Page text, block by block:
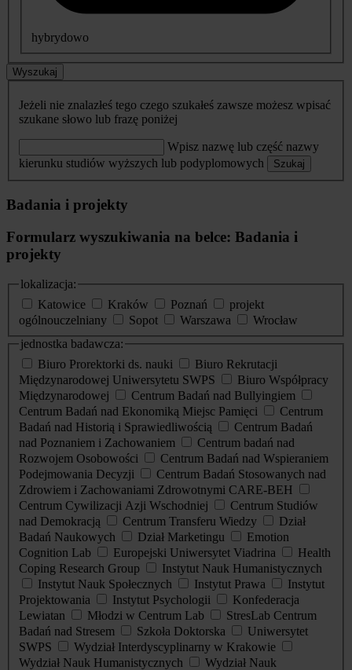
hybrydowo
Wyszukaj
Jeżeli nie znalazłeś tego czego szukałeś zawsze możesz wpisać
szukane słowo lub frazę poniżej
Wpisz nazwę lub część nazwy
kierunku studiów wyższych lub podyplomowych
Szukaj
Badania i projekty
Formularz wyszukiwania na belce: Badania i
projekty
lokalizacja:
Katowice
Kraków Poznań
projekt
ogólnouczelniany
Sopot Warszawa
Wrocław
jednostka badawcza:
Biuro Prorektorki ds. nauki
Biuro Rekrutacji
Międzynarodowej Uniwersytetu SWPS
Biuro Współpracy
Międzynarodowej
Centrum Badań nad Bullyingiem
Centrum Badań nad Ekonomiką Miejsc Pamięci
Centrum
Badań nad Historią i Sprawiedliwością
Centrum Badań
nad Poznaniem i Zachowaniem
Centrum badań nad
Rozwojem Osobowości
Centrum Badań nad Wspieraniem
Podejmowania Decyzji
Centrum Badań Stosowanych nad
Zdrowiem i Zachowaniami Zdrowotnymi CARE-BEH
Centrum Cywilizacji Azji Wschodniej
Centrum Studiów
nad Demokracją
Centrum Transferu Wiedzy
Dział
Badań Naukowych
Dział Marketingu
Emotion
Cognition Lab
Europejski Uniwersytet Viadrina
Health
Coping Research Group
Instytut Nauk Humanistycznych
Instytut Nauk Społecznych
Instytut Prawa
Instytut
Projektowania
Instytut Psychologii
Konfederacja
Lewiatan
Młodzi w Centrum Lab
StresLab Centrum
Badań nad Stresem
Szkoła Doktorska
Uniwersytet
SWPS
Wydział Interdyscyplinarny w Krakowie
Wydział Nauk Humanistycznych
Wydział Nauk